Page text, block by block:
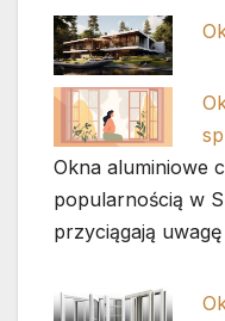
Okna aluminiowe
popularnością w
przyciągają